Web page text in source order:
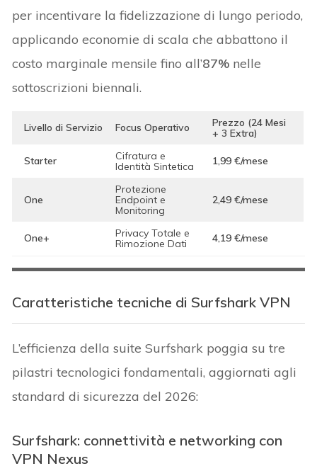
per incentivare la fidelizzazione di lungo periodo,
applicando economie di scala che abbattono il
costo marginale mensile fino all’87% nelle
sottoscrizioni biennali.
Livello di Servizio Focus Operativo
Prezzo (24 Mesi
+ 3 Extra)
Starter
Cifratura e
Identità Sintetica
1,99 €/mese
One
Protezione
Endpoint e
Monitoring
2,49 €/mese
One+
Privacy Totale e
Rimozione Dati
4,19 €/mese
Caratteristiche tecniche di Surfshark VPN
L’efficienza della suite Surfshark poggia su tre
pilastri tecnologici fondamentali, aggiornati agli
standard di sicurezza del 2026:
Surfshark: connettività e networking con
VPN Nexus